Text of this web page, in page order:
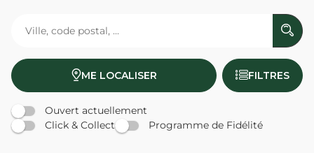
ME LOCALISER FILTRES
Ouvert actuellement
Click & Collect
Programme de Fidélité